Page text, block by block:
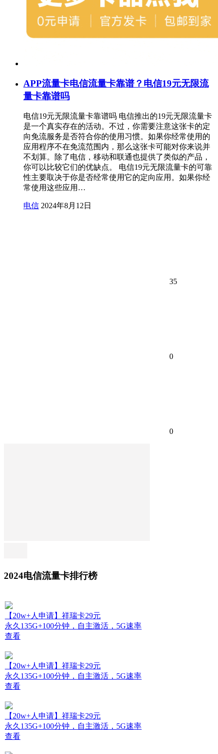
APP流量卡电信流量卡靠谱？电信19元无限流
量卡靠谱吗
电信19元无限流量卡靠谱吗 电信推出的19元无限流量卡
是一个真实存在的活动。不过，你需要注意这张卡的定
向免流服务是否符合你的使用习惯。如果你经常使用的
应用程序不在免流范围内，那么这张卡可能对你来说并
不划算。除了电信，移动和联通也提供了类似的产品，
你可以比较它们的优缺点。 电信19元无限流量卡的可靠
性主要取决于你是否经常使用它的定向应用。如果你经
常使用这些应用…
电信 2024年8月12日
35
0
0
2024电信流量卡排行榜
【20w+人申请】祥瑞卡29元
永久135G+100分钟，自主激活，5G速率
查看
【20w+人申请】祥瑞卡29元
永久135G+100分钟，自主激活，5G速率
查看
【20w+人申请】祥瑞卡29元
永久135G+100分钟，自主激活，5G速率
查看